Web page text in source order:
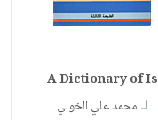
A Dictionary of Is
لـ محمد علي الخولي